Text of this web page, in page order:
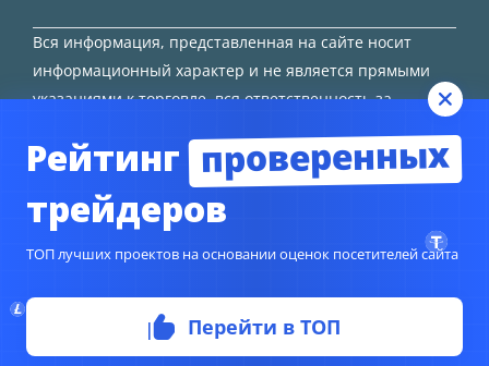
Вся информация, представленная на сайте носит
информационный характер и не является прямыми
указаниями к торговле, вся ответственность за
© Copyright 2024TORFOREX.COM
Рейтинг проверенных
трейдеров
ТОП лучших проектов на основании оценок посетителей сайта
Перейти в ТОП